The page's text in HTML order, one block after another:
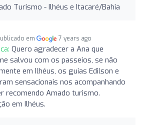
Turismo - Ilhéus e Itacaré/Bahia
em 7 years ago
Quero agradecer a Ana que
salvou com os passeios, se não
em Ilhéus, os guias Edilson e
sensacionais nos acompanhando
recomendo Amado turismo.
em Ilhéus.